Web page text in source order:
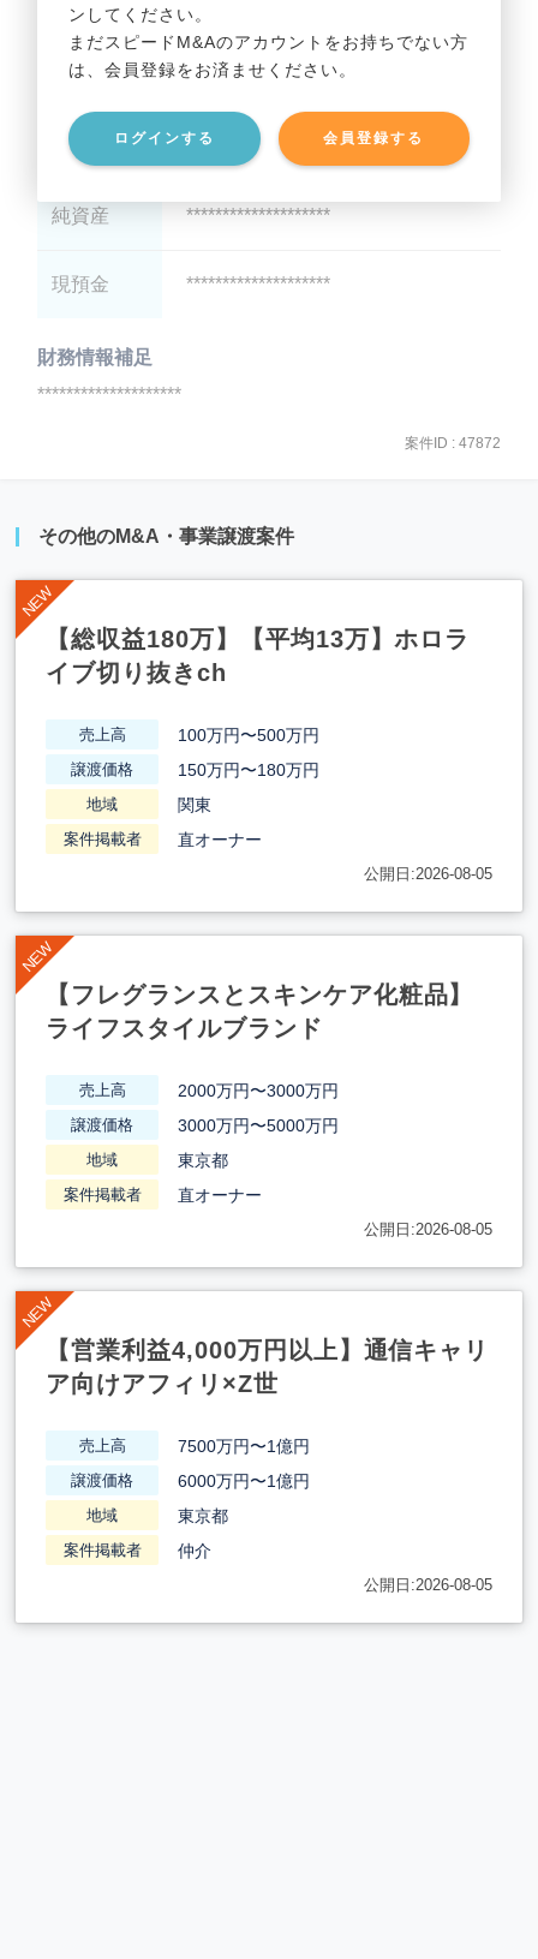
ンしてください。
まだスピードM&Aのアカウントをお持ちでない方
は、会員登録をお済ませください。
ログインする 会員登録する
貸借対照表（B/S）
総資産 ********************
有利子負債 ********************
純資産 ********************
現預金 ********************
財務情報補足
********************
案件ID : 47872
その他のM&A・事業譲渡案件
【総収益180万】【平均13万】ホロラ
イブ切り抜きch
売上高 100万円〜500万円
譲渡価格 150万円〜180万円
地域 関東
案件掲載者 直オーナー
公開日:2026-08-05
【フレグランスとスキンケア化粧品】
ライフスタイルブランド
売上高 2000万円〜3000万円
譲渡価格 3000万円〜5000万円
地域 東京都
案件掲載者 直オーナー
公開日:2026-08-05
【営業利益4,000万円以上】通信キャリ
ア向けアフィリ×Z世
売上高 7500万円〜1億円
譲渡価格 6000万円〜1億円
地域 東京都
案件掲載者 仲介
公開日:2026-08-05